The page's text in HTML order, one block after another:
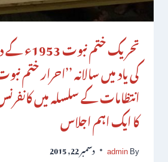
تحریک ختم
کی یاد میں سالانہ ’’احرار ختم
انتظامات کے سلسلہ میں
کا ایک اہم اجلاس
By
admin دسمبر 22, 2015